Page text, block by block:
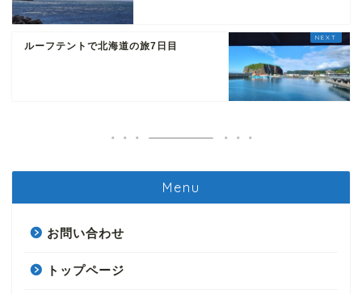
ルーフテントで北海道の旅7日目
Menu
お問い合わせ
トップページ